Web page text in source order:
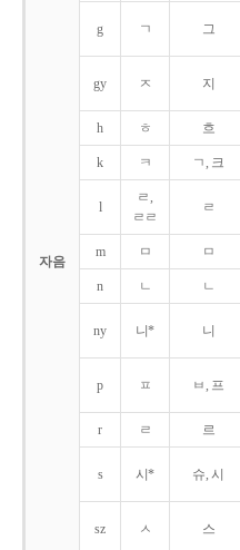
자음
g ㄱ 그
gy ㅈ 지
h ㅎ 흐
k ㅋ ㄱ, 크
l
ㄹ,
ㄹㄹ
ㄹ
m ㅁ ㅁ
n ㄴ ㄴ
ny 니* 니
p ㅍ ㅂ, 프
r ㄹ 르
s 시* 슈, 시
sz ㅅ 스